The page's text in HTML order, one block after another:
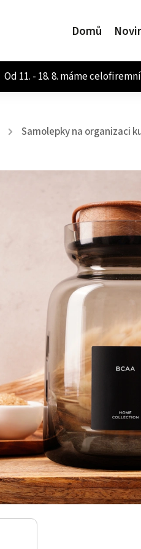
Domů
/ Samolepky na organizaci